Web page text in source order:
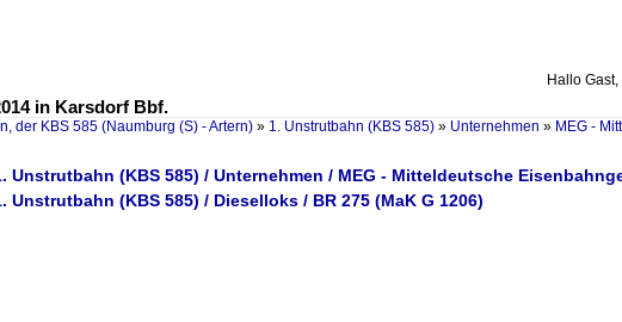
Hallo
in Karsdorf Bbf.
der KBS 585 (Naumburg (S) - Artern) » 1. Unstrutbahn (KBS 585) » Unternehmen » MEG -
Unstrutbahn (KBS 585) / Unternehmen / MEG - Mitteldeutsche
Unstrutbahn (KBS 585) / Dieselloks / BR 275 (MaK G 1206)